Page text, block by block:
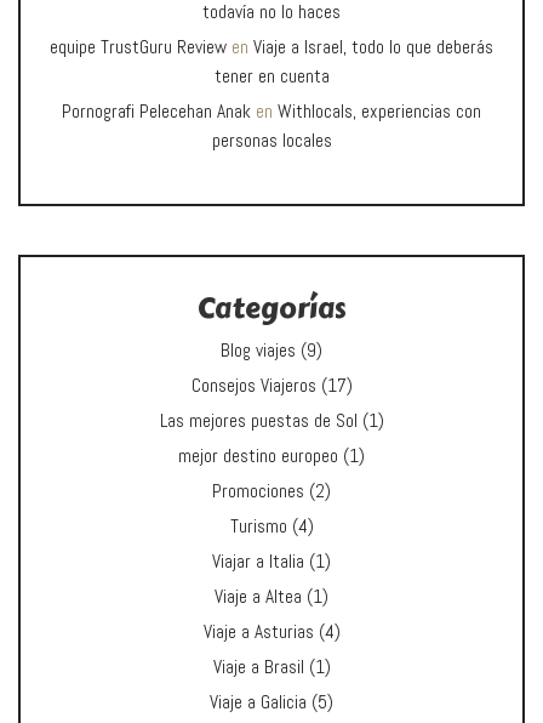
todavía no lo haces
equipe TrustGuru Review en Viaje a Israel, todo lo que deberás
tener en cuenta
Pornografi Pelecehan Anak en Withlocals, experiencias con
personas locales
Categorías
Blog viajes (9)
Consejos Viajeros (17)
Las mejores puestas de Sol (1)
mejor destino europeo (1)
Promociones (2)
Turismo (4)
Viajar a Italia (1)
Viaje a Altea (1)
Viaje a Asturias (4)
Viaje a Brasil (1)
Viaje a Galicia (5)